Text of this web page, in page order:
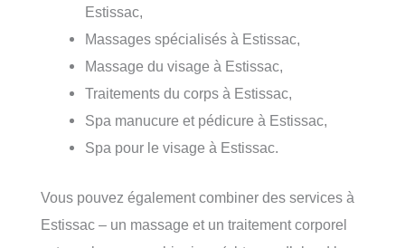
Estissac,
Massages spécialisés à Estissac,
Massage du visage à Estissac,
Traitements du corps à Estissac,
Spa manucure et pédicure à Estissac,
Spa pour le visage à Estissac.
Vous pouvez également combiner des services à
Estissac – un massage et un traitement corporel